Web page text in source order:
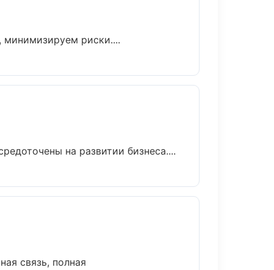
риски....
на развитии бизнеса....
связь, полная